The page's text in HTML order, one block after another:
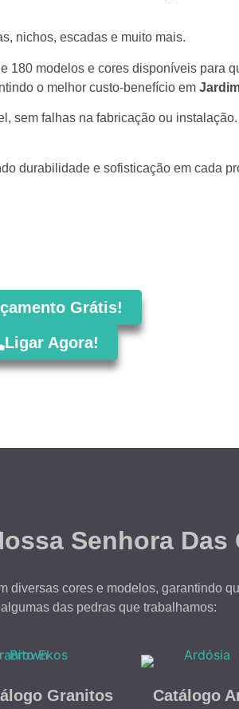
nichos, escadas e muito mais.
modelos e cores disponíveis para
o melhor custo-benefício em
sem falhas na fabricação ou
durabilidade e sofisticação em cada
Grátis!
Ligar Agora!
Senhora
diversas cores e modelos, garantindo
das pedras que trabalhamos:
Granitos Catálogo